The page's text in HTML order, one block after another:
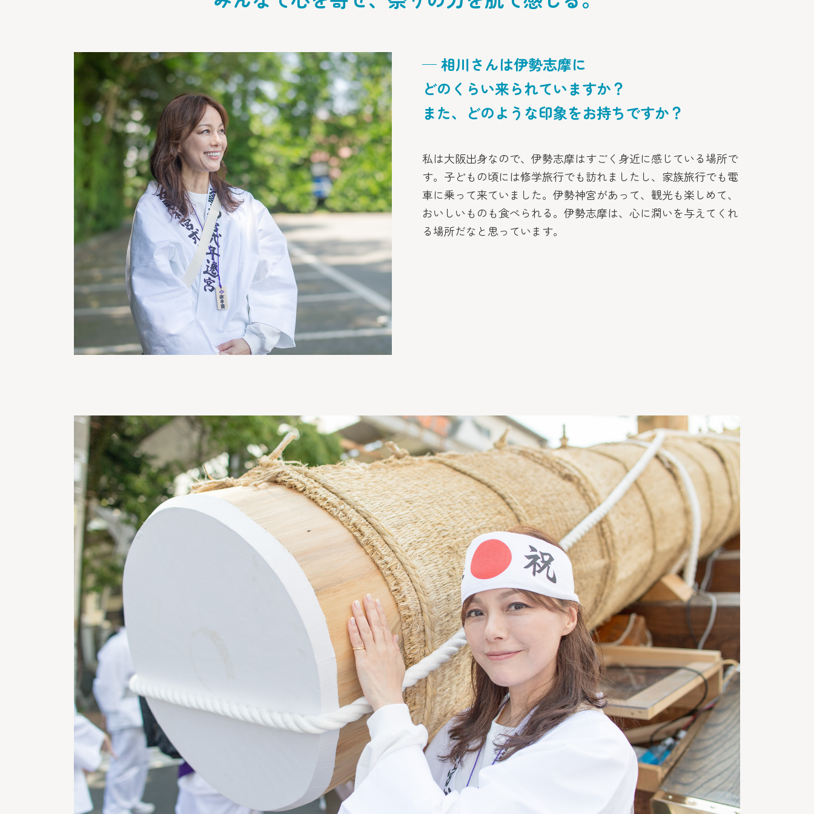
─ 相川さんは伊勢志摩に
どのくらい来られていますか？
また、どのような印象をお持ちですか？
私は大阪出身なので、伊勢志摩はすごく身近に感じている場所で
す。子どもの頃には修学旅行でも訪れましたし、家族旅行でも電
車に乗って来ていました。伊勢神宮があって、観光も楽しめて、
おいしいものも食べられる。伊勢志摩は、心に潤いを与えてくれ
る場所だなと思っています。